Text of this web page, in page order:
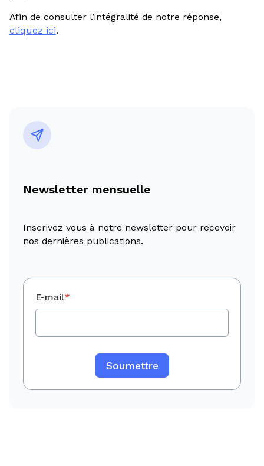
Afin de consulter l’intégralité de notre réponse,
cliquez ici.
Newsletter mensuelle
Inscrivez vous à notre newsletter pour recevoir
nos dernières publications.
E-mail*